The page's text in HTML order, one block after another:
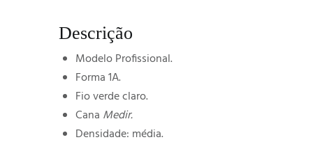
Descrição
Modelo Profissional.
Forma 1A.
Fio verde claro.
Cana Medir.
Densidade: média.